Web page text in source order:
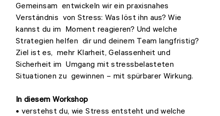
Gemeinsam entwickeln wir ein praxisnahes
Verständnis von Stress: Was löst ihn aus? Wie
kannst du im Moment reagieren? Und welche
Strategien helfen dir und deinem Team langfristig?
Ziel ist es, mehr Klarheit, Gelassenheit und
Sicherheit im Umgang mit stressbelasteten
Situationen zu gewinnen – mit spürbarer Wirkung.
In diesem Workshop
• verstehst du, wie Stress entsteht und welche